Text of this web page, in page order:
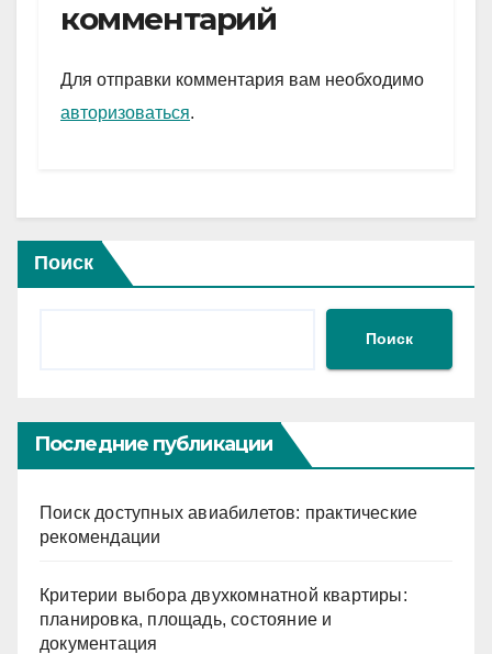
a
m
A
p
и
комментарий
Для отправки комментария вам необходимо
авторизоваться.
Поиск
Поиск
Последние публикации
Поиск доступных авиабилетов: практические
рекомендации
Критерии выбора двухкомнатной квартиры:
планировка, площадь, состояние и
документация